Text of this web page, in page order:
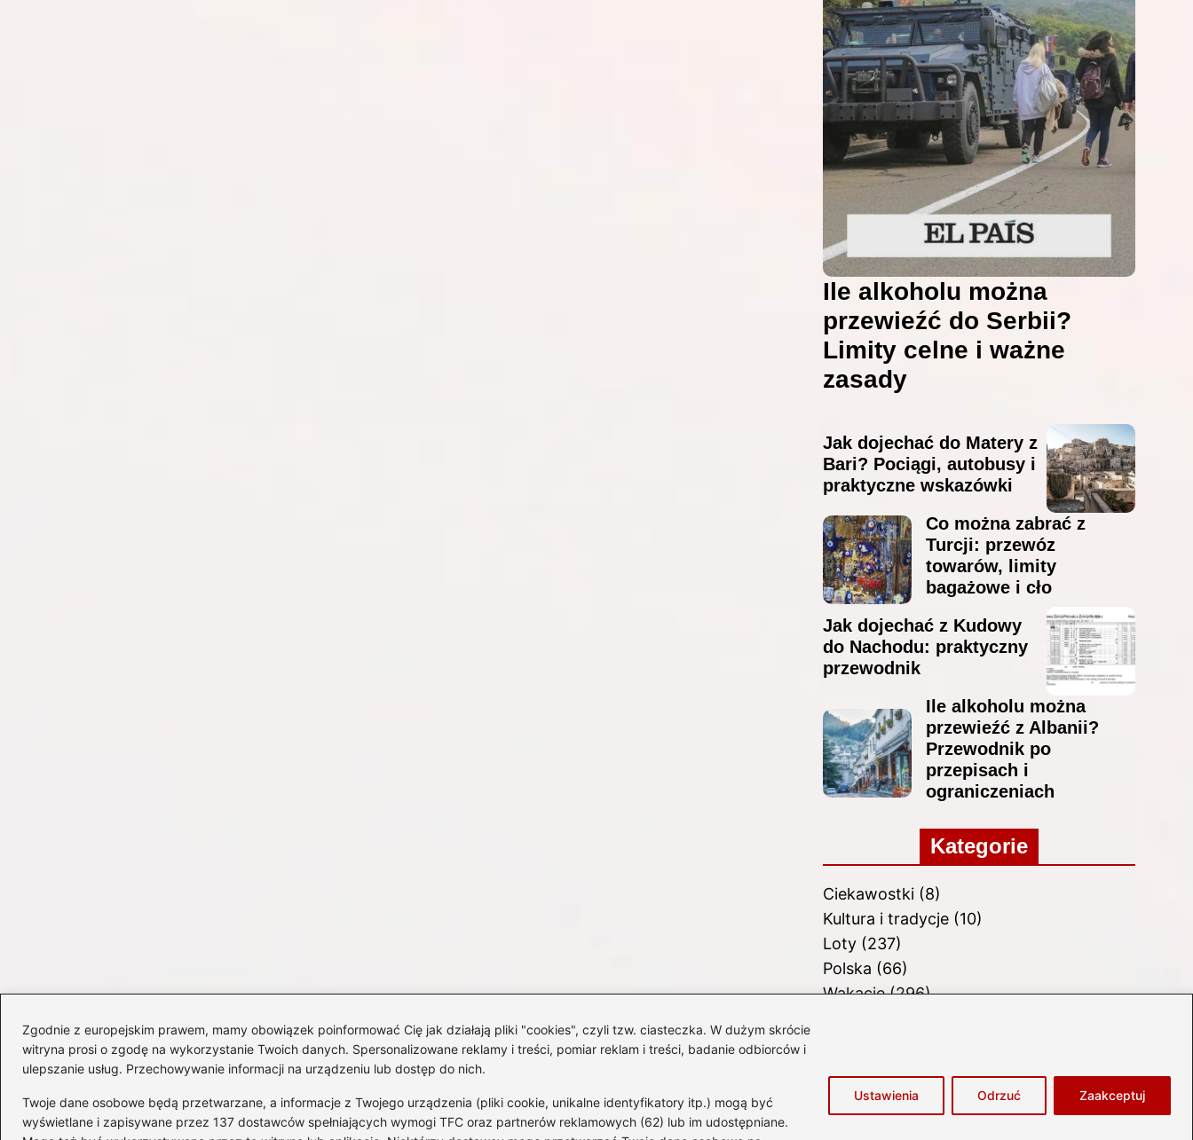
Zgodnie z europejskim prawem, mamy obowiązek poinformować Cię jak działają pliki "cookies", czyli tzw. ciasteczka. W dużym skrócie
witryna prosi o zgodę na wykorzystanie Twoich danych. Spersonalizowane reklamy i treści, pomiar reklam i treści, badanie odbiorców i
ulepszanie usług. Przechowywanie informacji na urządzeniu lub dostęp do nich.
Twoje dane osobowe będą przetwarzane, a informacje z Twojego urządzenia (pliki cookie, unikalne identyfikatory itp.) mogą być
wyświetlane i zapisywane przez 137 dostawców spełniających wymogi TFC oraz partnerów reklamowych (62) lub im udostępniane.
Ustawienia Odrzuć Zaakceptuj
Ile alkoholu można
przewieźć do Serbii?
Limity celne i ważne
zasady
Jak dojechać do Matery z
Bari? Pociągi, autobusy i
praktyczne wskazówki
Co można zabrać z
Turcji: przewóz
towarów, limity
bagażowe i cło
Jak dojechać z Kudowy
do Nachodu: praktyczny
przewodnik
Ile alkoholu można
przewieźć z Albanii?
Przewodnik po
przepisach i
ograniczeniach
Kategorie
Ciekawostki(8)
Kultura i tradycje(10)
Loty(237)
Polska (66)
Wakacje(296)